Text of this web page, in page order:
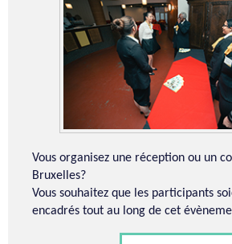
Vous organisez une réception ou un
Bruxelles?
Vous souhaitez que les participants
encadrés tout au long de cet